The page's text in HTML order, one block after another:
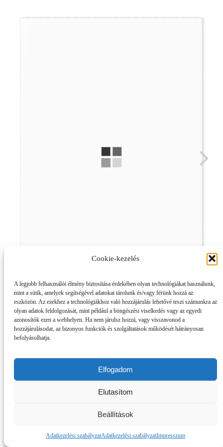
Cookie-kezelés
A legjobb felhasználói élmény biztosítása érdekében olyan technológiákat használunk,
mint a sütik, amelyek segítségével adatokat tárolunk és/vagy férünk hozzá az
eszközön. Az ezekhez a technológiákhoz való hozzájárulás lehetővé teszi számunkra az
olyan adatok feldolgozását, mint például a böngészési viselkedés vagy az egyedi
azonosítók ezen a webhelyen. Ha nem járulsz hozzá, vagy visszavonod a
hozzájárulásodat, az bizonyos funkciók és szolgáltatások működését hátrányosan
befolyásolhatja.
Elfogadom
Elutasítom
Beállítások
Adatkezelési szabályzatAdatkezelési szabályzatImpresszum